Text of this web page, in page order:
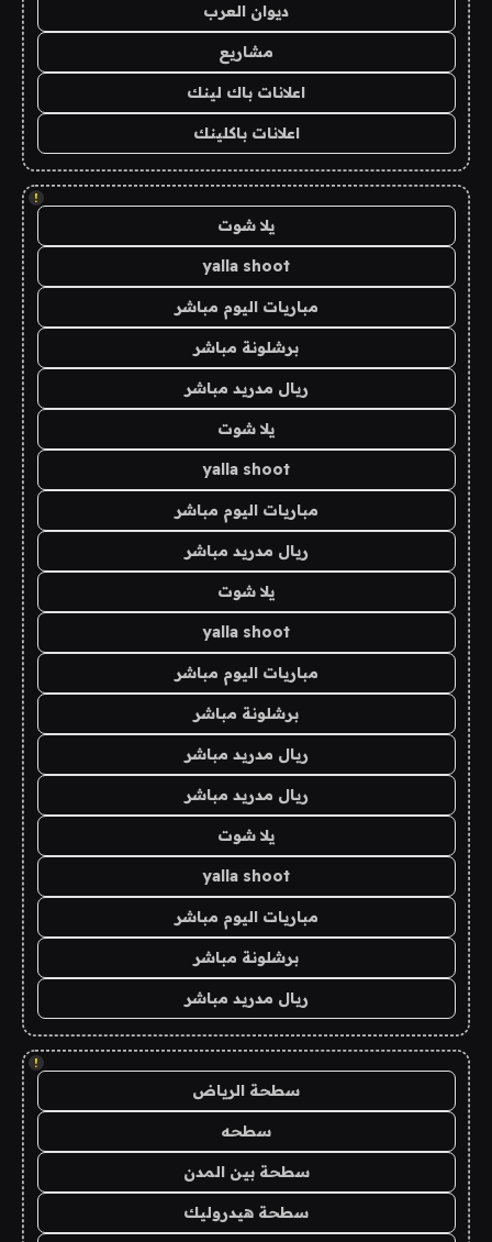
ديوان العرب
مشاريع
اعلانات باك لينك
اعلانات باكلينك
!
يلا شوت
yalla shoot
مباريات اليوم مباشر
برشلونة مباشر
ريال مدريد مباشر
يلا شوت
yalla shoot
مباريات اليوم مباشر
ريال مدريد مباشر
يلا شوت
yalla shoot
مباريات اليوم مباشر
برشلونة مباشر
ريال مدريد مباشر
ريال مدريد مباشر
يلا شوت
yalla shoot
مباريات اليوم مباشر
برشلونة مباشر
ريال مدريد مباشر
!
سطحة الرياض
سطحه
سطحة بين المدن
سطحة هيدروليك